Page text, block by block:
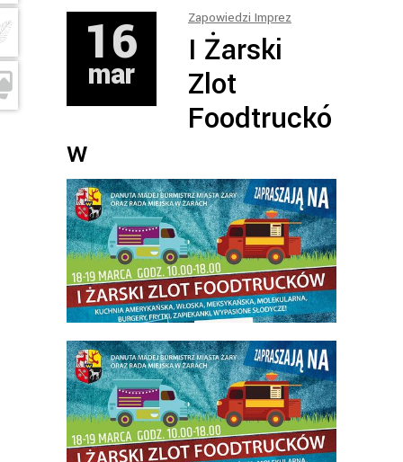
16
mar
Zapowiedzi Imprez
I Żarski
Zlot
Foodtruckó
w